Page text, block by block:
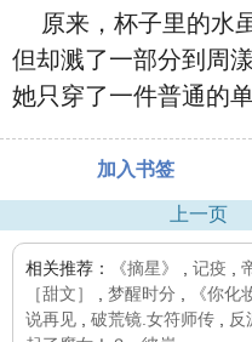
原来，杯子里的水
但却溅了一部分到周
她只穿了一件普通的
加入书签
上一页
相关推荐： 《摘星》 记疫
［甜文］
梦醒时分 《你化
说再见
破荒镜.女符师传 反